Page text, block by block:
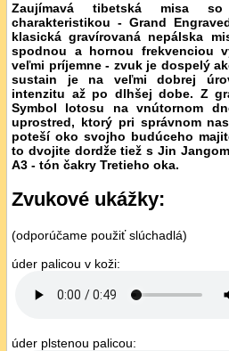
Zaujímavá tibetská misa so
charakteristikou - Grand
klasická gravírovaná nepálska
spodnou a hornou frekvenciou
veľmi príjemne - zvuk je dospelý
sustain je na veľmi dobrej
intenzitu až po dlhšej dobe. Z
Symbol lotosu na vnútornom
uprostred, ktorý pri správnom
poteší oko svojho budúceho
to dvojite dordže tiež s Jin
A3 - tón čakry Tretieho oka.
Zvukové ukážky:
(odporúčame použiť slúchadlá)
úder palicou v koži:
úder plstenou palicou: